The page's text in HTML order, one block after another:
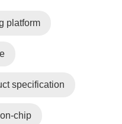
platform
specification
chip